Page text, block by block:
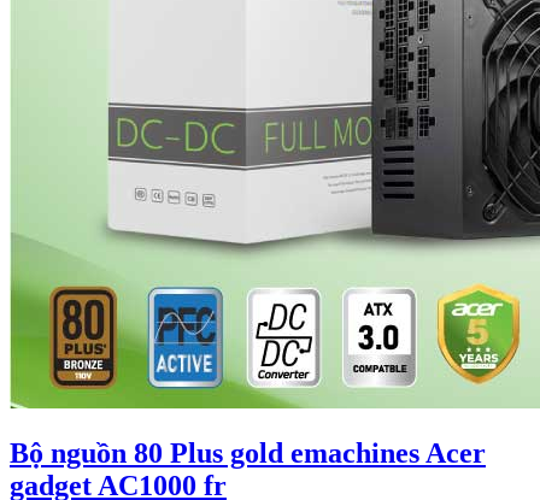
Bộ nguồn 80 Plus gold emachines Acer
gadget AC1000 fr